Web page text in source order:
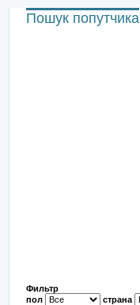
Пошук попутчика
Фильтр
пол
страна